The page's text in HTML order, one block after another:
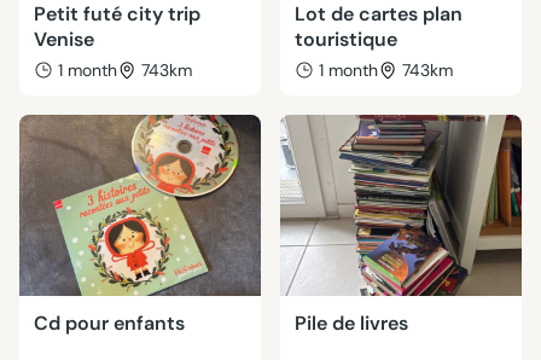
Petit futé city trip
Venise
1 month 743km
Lot de cartes plan
touristique
1 month 743km
Cd pour enfants Pile de livres